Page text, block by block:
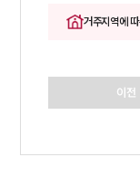
거주지역에
이전